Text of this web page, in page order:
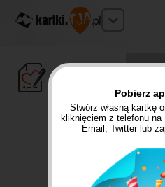
Pobierz
Stwórz własną kartkę
kliknięciem z telefonu na
Email, Twitter lub
STWÓRZ